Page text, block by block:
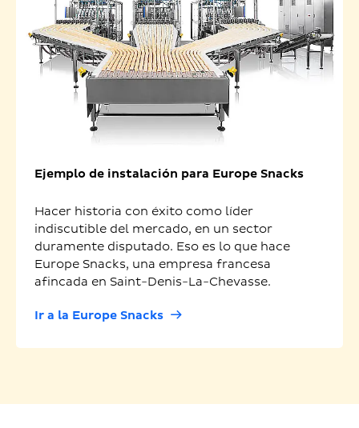
Ejemplo de instalación para Europe Snacks
Hacer historia con éxito como líder
indiscutible del mercado, en un sector
duramente disputado. Eso es lo que hace
Europe Snacks, una empresa francesa
afincada en Saint-Denis-La-Chevasse.
Ir a la Europe Snacks